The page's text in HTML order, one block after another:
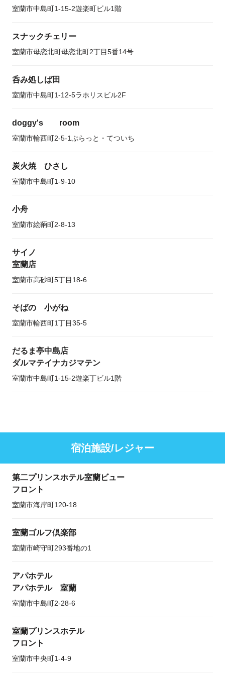
室蘭市中島町1-15-2遊楽町ビル1階
スナックチェリー
室蘭市母恋北町母恋北町2丁目5番14号
呑み処しば田
室蘭市中島町1-12-5ラホリスビル2F
doggy's room
室蘭市輪西町2-5-1ぷらっと・てついち
炭火焼 ひさし
室蘭市中島町1-9-10
小舟
室蘭市絵鞆町2-8-13
サイノ
室蘭店
室蘭市高砂町5丁目18-6
そばの 小がね
室蘭市輪西町1丁目35-5
だるま亭中島店
ダルマテイナカジマテン
室蘭市中島町1-15-2遊楽丁ビル1階
宿泊施設/レジャー
第二プリンスホテル室蘭ビュー
フロント
室蘭市海岸町120-18
室蘭ゴルフ倶楽部
室蘭市崎守町293番地の1
アパホテル
アパホテル 室蘭
室蘭市中島町2-28-6
室蘭プリンスホテル
フロント
室蘭市中央町1-4-9